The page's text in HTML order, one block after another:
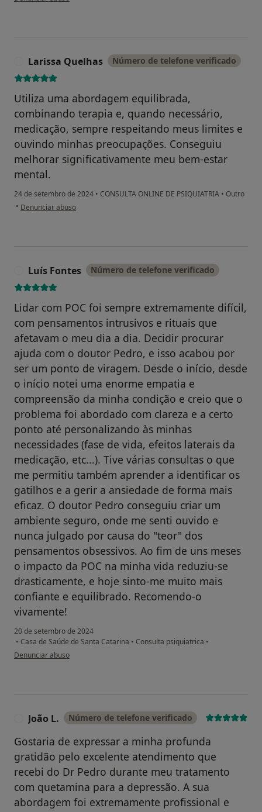
Larissa Quelhas Número de telefone verificado
Utiliza uma abordagem equilibrada,
combinando terapia e, quando necessário,
medicação, sempre respeitando meus limites e
ouvindo minhas preocupações. Conseguiu
melhorar significativamente meu bem-estar
mental.
24 de setembro de 2024 • CONSULTA ONLINE DE PSIQUIATRIA • Outro
• na opinião do utilizador Larissa Quelhas
Denunciar abuso
Luís Fontes Número de telefone verificado
Lidar com POC foi sempre extremamente difícil,
com pensamentos intrusivos e rituais que
afetavam o meu dia a dia. Decidir procurar
ajuda com o doutor Pedro, e isso acabou por
ser um ponto de viragem. Desde o início, desde
o início notei uma enorme empatia e
compreensão da minha condição e creio que o
problema foi abordado com clareza e a certo
ponto até personalizando às minhas
necessidades (fase de vida, efeitos laterais da
medicação, etc...). Tive várias consultas o que
me permitiu também aprender a identificar os
gatilhos e a gerir a ansiedade de forma mais
eficaz. O doutor Pedro conseguiu criar um
ambiente seguro, onde me senti ouvido e
nunca julgado por causa do "teor" dos
pensamentos obsessivos. Ao fim de uns meses
o impacto da POC na minha vida reduziu-se
drasticamente, e hoje sinto-me muito mais
confiante e equilibrado. Recomendo-o
vivamente!
20 de setembro de 2024
• Casa de Saúde de Santa Catarina • Consulta psiquiatrica •
na opinião do utilizador Luís Fontes
Denunciar abuso
João L. Número de telefone verificado
Gostaria de expressar a minha profunda
gratidão pelo excelente atendimento que
recebi do Dr Pedro durante meu tratamento
com quetamina para a depressão. A sua
abordagem foi extremamente profissional e